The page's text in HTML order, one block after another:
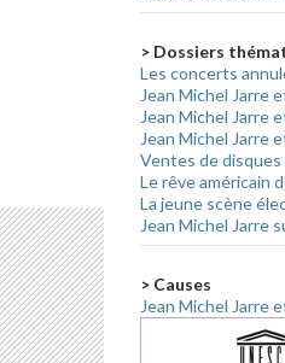
> Dossiers
Les concerts
Jean Michel Jarre
Jean Michel Jarre
Jean Michel Jarre
Ventes de
Le rêve américain
La jeune scène
Jean Michel Jarre
> Causes
Jean Michel Jarre